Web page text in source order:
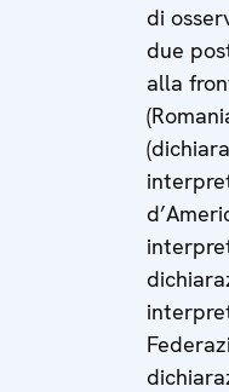
di
due
alla